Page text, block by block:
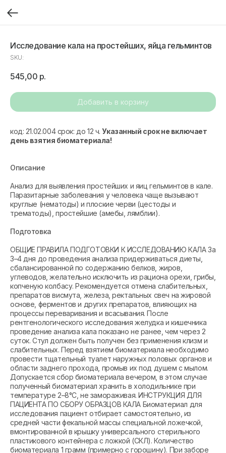
Иcследование кала на простейших, яйца гельминтов
SKU:
545,00 р.
Добавить в корзину
код: 21.02.004 срок: до 12 ч.Указанный срок не включает
день взятия биоматериала!
Описание
Анализ для выявления простейших и яиц гельминтов в кале.
Паразитарные заболевания у человека чаще вызывают
круглые (нематоды) и плоские черви (цестоды и
трематоды), простейшие (амебы, лямблии).
Подготовка
ОБЩИЕ ПРАВИЛА ПОДГОТОВКИ К ИССЛЕДОВАНИЮ КАЛА За
3–4 дня до проведения анализа придерживаться диеты,
сбалансированной по содержанию белков, жиров,
углеводов, желательно исключить из рациона орехи, грибы,
копченую колбасу. Рекомендуется отмена слабительных,
препаратов висмута, железа, ректальных свеч на жировой
основе, ферментов и других препаратов, влияющих на
процессы переваривания и всасывания. После
рентгенологического исследования желудка и кишечника
проведение анализа кала показано не ранее, чем через 2
суток. Стул должен быть получен без применения клизм и
слабительных. Перед взятием биоматериала необходимо
провести тщательный туалет наружных половых органов и
области заднего прохода, промыв их под душем с мылом.
Допускается сбор биоматериала вечером, в этом случае
полученный биоматериал хранить в холодильнике при
температуре 2–8°С, не замораживая. ИНСТРУКЦИЯ ДЛЯ
ПАЦИЕНТА ПО СБОРУ ОБРАЗЦОВ КАЛА Биоматериал для
исследования пациент отбирает самостоятельно, из
средней части фекальной массы специальной ложечкой,
вмонтированной в крышку универсального стерильного
пластикового контейнера с ложкой (СКЛ). Количество
биоматериала 1 грамм (примерно с горошину). При заборе